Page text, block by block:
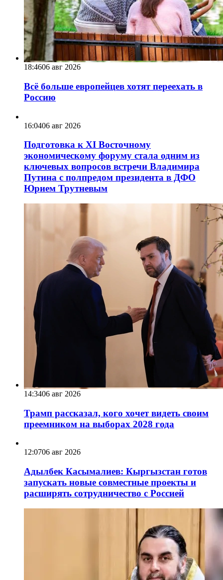
18:4606 авг 2026
Всё больше европейцев хотят переехать в
Россию
16:0406 авг 2026
Подготовка к XI Восточному
экономическому форуму стала одним из
ключевых вопросов встречи Владимира
Путина с полпредом президента в ДФО
Юрием Трутневым
14:3406 авг 2026
Трамп рассказал, кого хочет видеть своим
преемником на выборах 2028 года
12:0706 авг 2026
Адылбек Касымалиев: Кыргызстан готов
запускать новые совместные проекты и
расширять сотрудничество с Россией